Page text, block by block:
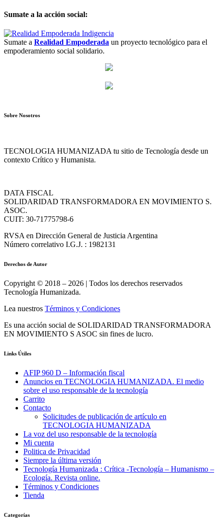
Sumate a la acción social:
Sumate a Realidad Empoderada un proyecto tecnológico para el
empoderamiento social solidario.
Sobre Nosotros
TECNOLOGIA HUMANIZADA tu sitio de Tecnología desde un
contexto Crítico y Humanista.
DATA FISCAL
SOLIDARIDAD TRANSFORMADORA EN MOVIMIENTO S.
ASOC.
CUIT: 30-71775798-6
RVSA en Dirección General de Justicia Argentina
Número correlativo I.G.J. : 1982131
Derechos de Autor
Copyright © 2018 – 2026 | Todos los derechos reservados
Tecnología Humanizada.
Lea nuestros Términos y Condiciones
Es una acción social de SOLIDARIDAD TRANSFORMADORA
EN MOVIMIENTO S ASOC sin fines de lucro.
Links Útiles
AFIP 960 D – Información fiscal
Anuncios en TECNOLOGIA HUMANIZADA. El medio
sobre el uso responsable de la tecnología
Carrito
Contacto
Solicitudes de publicación de artículo en
TECNOLOGIA HUMANIZADA
La voz del uso responsable de la tecnología
Mi cuenta
Politica de Privacidad
Siempre la última versión
Tecnología Humanizada : Crítica -Tecnología – Humanismo –
Ecología. Revista online.
Términos y Condiciones
Tienda
Categorías